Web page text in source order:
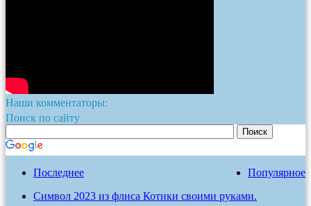
Наши комментаторы:
Поиск по сайту
Популярное
Последнее
Символ 2023 из флиса Котики своими руками.